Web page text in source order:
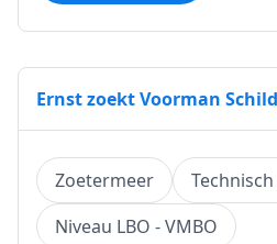
Ernst zoekt Voorman
Zoetermeer
Niveau LBO - VMBO